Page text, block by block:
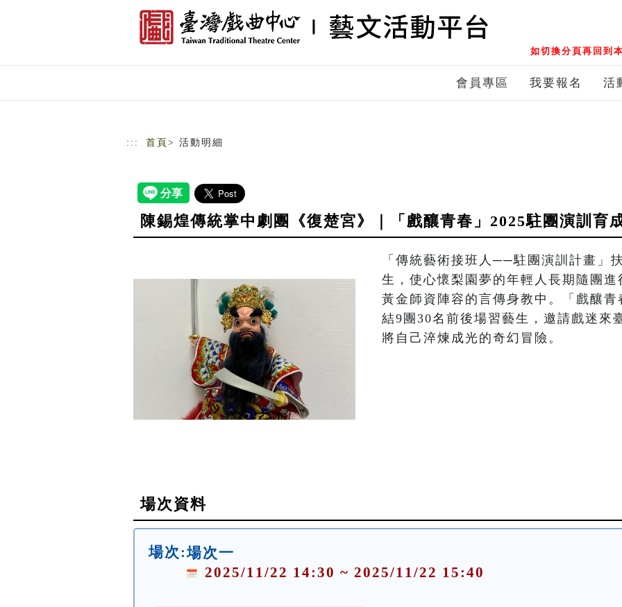
如切換分頁再回到
會員專區 我要報名 活
::: 首頁 > 活動明細
陳錫煌傳統掌中劇團《復楚宮》｜「戲釀青春」2025駐團演訓育
「傳統藝術接班人──駐團演訓計畫」
生，使心懷梨園夢的年輕人長期隨團
黃金師資陣容的言傳身教中。「戲釀
結9團30名前後場習藝生，邀請戲迷來
將自己淬煉成光的奇幻冒險。
場次資料
場次:場次一
2025/11/22 14:30 ~ 2025/11/22 15:40